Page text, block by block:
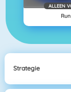
ALLEEN
Strategie